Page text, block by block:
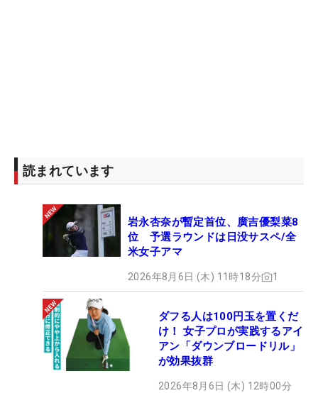
読まれています
岩永杏奈が暫定首位、廣吉優梨菜8
位 予選ラウンドは日没サスペ/全
米女子アマ
2026年8月6日 (木) 11時18分 1
ダフる人は100円玉を置くだ
け！ 女子プロが実践するアイ
アン「ダウンブロードリル」
が効果抜群
2026年8月6日 (木) 12時00分